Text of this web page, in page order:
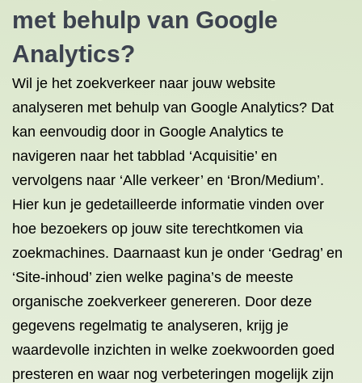
met behulp van Google
Analytics?
Wil je het zoekverkeer naar jouw website
analyseren met behulp van Google Analytics? Dat
kan eenvoudig door in Google Analytics te
navigeren naar het tabblad ‘Acquisitie’ en
vervolgens naar ‘Alle verkeer’ en ‘Bron/Medium’.
Hier kun je gedetailleerde informatie vinden over
hoe bezoekers op jouw site terechtkomen via
zoekmachines. Daarnaast kun je onder ‘Gedrag’ en
‘Site-inhoud’ zien welke pagina’s de meeste
organische zoekverkeer genereren. Door deze
gegevens regelmatig te analyseren, krijg je
waardevolle inzichten in welke zoekwoorden goed
presteren en waar nog verbeteringen mogelijk zijn